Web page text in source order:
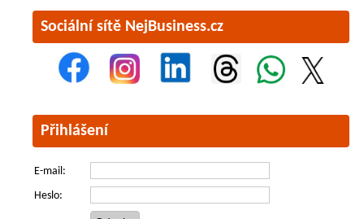
Sociální sítě NejBusiness.cz
Přihlášení
E-mail:
Heslo: